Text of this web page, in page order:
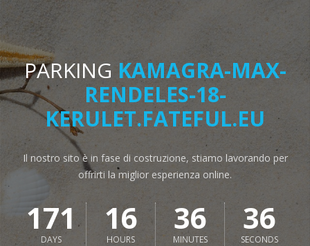
PARKINGKAMAGRA-MAX-
RENDELES-18-
KERULET.FATEFUL.EU
Il nostro sito è in fase di costruzione, stiamo lavorando per
offrirti la miglior esperienza online.
171
DAYS
16
HOURS
36
MINUTES
36
SECONDS